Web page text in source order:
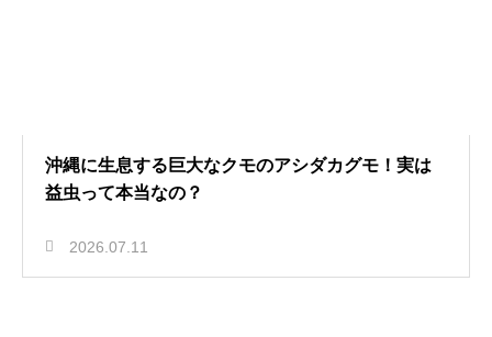
沖縄に生息する巨大なクモのアシダカグモ！実は
益虫って本当なの？
2026.07.11